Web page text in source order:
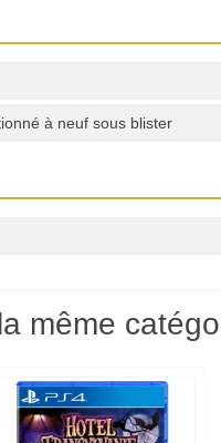
à neuf sous blister
même